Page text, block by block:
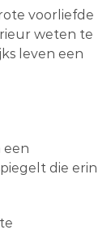
voorliefde
weten te
leven een
een
die erin